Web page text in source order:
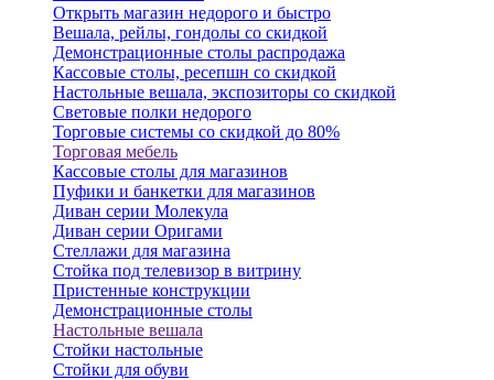
Открыть магазин недорого и быстро
Вешала, рейлы, гондолы со скидкой
Демонстрационные столы распродажа
Кассовые столы, ресепшн со скидкой
Настольные вешала, экспозиторы со скидкой
Световые полки недорого
Торговые системы со скидкой до 80%
Торговая мебель
Кассовые столы для магазинов
Пуфики и банкетки для магазинов
Диван серии Молекула
Диван серии Оригами
Стеллажи для магазина
Стойка под телевизор в витрину
Пристенные конструкции
Демонстрационные столы
Настольные вешала
Стойки настольные
Стойки для обуви